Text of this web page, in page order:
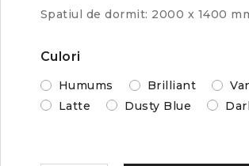
Spatiul de dormit: 2000 x 1400
Culori
Humums Brilliant
Latte
Dusty Blue